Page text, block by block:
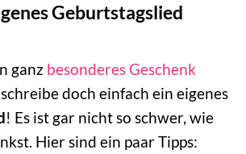
Geburtstagslied
ganz besonderes Geschenk
doch einfach ein eigenes
! Es ist gar nicht so schwer, wie
Hier sind ein paar Tipps: